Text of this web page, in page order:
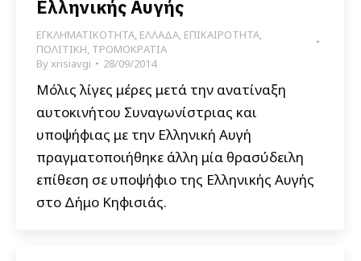
Ελληνικής Αυγής
ΕΓΚΛΗΜΑΤΙΚΟΤΗΤΑ, ΕΛΛΑΔΑ, ΕΠΙΚΑΙΡΟΤΗΤΑ,
ΠΟΛΙΤΙΚΗ, ΤΡΟΜΟΚΡΑΤΙΑ
Byxrisiavgi 28/09/2014
Μόλις λίγες μέρες μετά την ανατίναξη
αυτοκινήτου Συναγωνίστριας και
υποψήφιας με την Ελληνική Αυγή
πραγματοποιήθηκε άλλη μία θρασύδειλη
επίθεση σε υποψήφιο της Ελληνικής Αυγής
στο Δήμο Κηφισιάς.